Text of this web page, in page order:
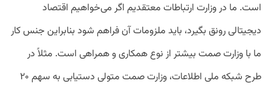
است. ما در وزارت ارتباطات معتقدیم اگر می‌خواهیم اقتصاد
دیجیتالی رونق بگیرد، باید ملزومات آن فراهم شود بنابراین جنس کار
ما با وزارت صمت بیشتر از نوع همکاری و همراهی است. مثلاً در
طرح شبکه ملی اطلاعات، وزارت صمت متولی دستیابی به سهم ۲۰